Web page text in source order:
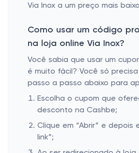
Via Inox a um preço mais
Como usar um código
na loja online Via Inox?
Você sabia que usar um
é muito fácil? Você só
passo a passo abaixo para
Escolha o cupom que
desconto na Cashbe;
Clique em “Abrir” e depois
link”;